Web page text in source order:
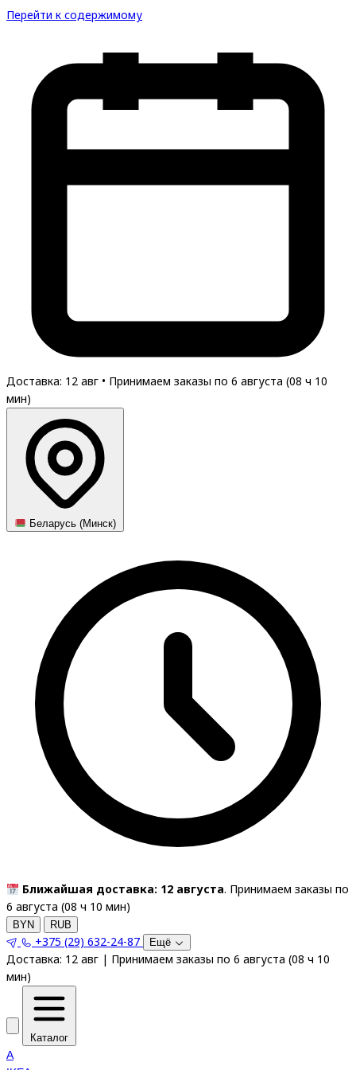
Перейти к содержимому
Доставка: 12 авг • Принимаем заказы по 6 августа (08 ч 10
мин)
Беларусь (Минск)
Ближайшая доставка: 12 августа. Принимаем заказы по
6 августа (08 ч 10 мин)
BYN RUB
+375 (29) 632-24-87 Ещё
Доставка: 12 авг | Принимаем заказы по 6 августа (08 ч 10
мин)
Каталог
A